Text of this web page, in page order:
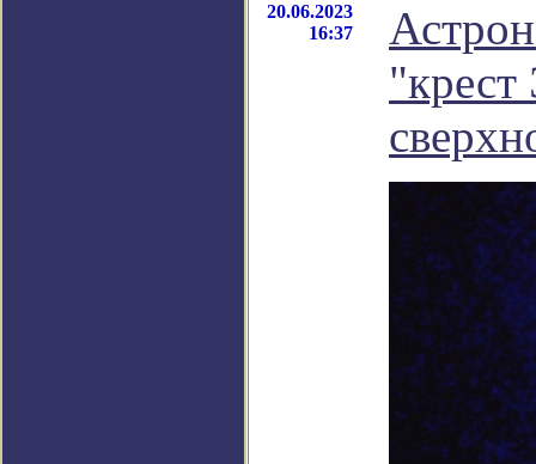
20.06.2023
16:37